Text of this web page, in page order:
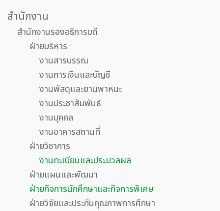
สำนักงาน
สำนักงานรองอธิการบดี
ฝ่ายบริหาร
งานสารบรรณ
งานการเงินและบัญชี
งานพัสดุและยานพาหนะ
งานประชาสัมพันธ์
งานบุคคล
งานอาคารสถานที่
ฝ่ายวิชาการ
งานทะเบียนและประมวลผล
ฝ่ายแผนและพัฒนา
ฝ่ายกิจการนักศึกษาและกิจการพิเศษ
ฝ่ายวิจัยและประกันคุณภาพการศึกษา